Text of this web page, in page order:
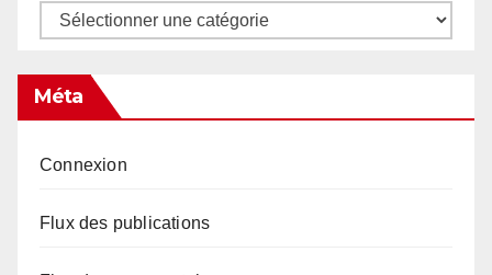
Catégories
Méta
Connexion
Flux des publications